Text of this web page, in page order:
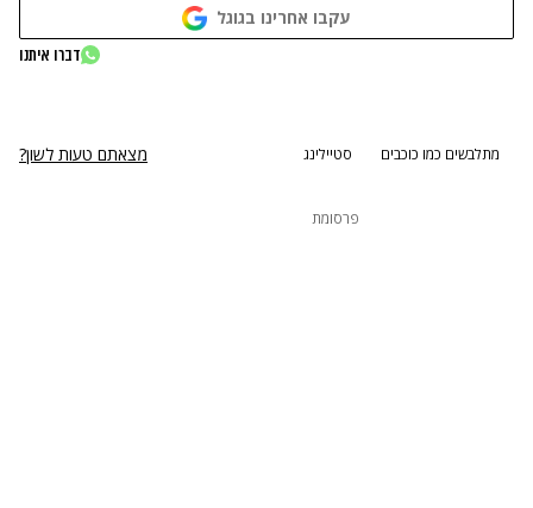
עקבו אחרינו בגוגל
נתקלנו בבעיה
דברו איתנו
מתלבשים כמו כוכבים סטיילינג מצאתם טעות לשון?
פרסומת